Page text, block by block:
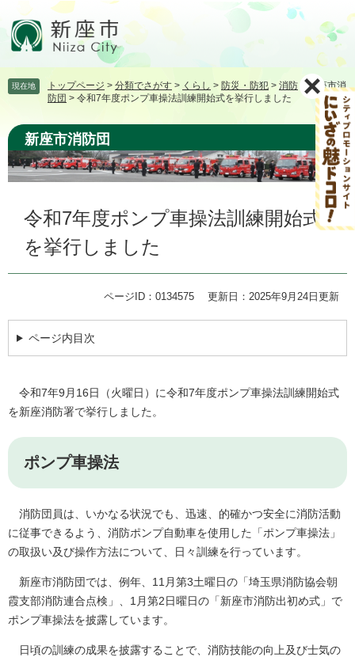
頭
す。
飛
て
本
文
現在地 トップページ > 分類でさがす > くらし > 防災・防犯 > 消防>新座市消
防団 > 令和7年度ポンプ車操法訓練開始式を挙行しました
新座市消防団
令和7年度ポンプ車操法訓練開始式
を挙行しました
ページID：0134575 更新日：2025年9月24日更新
ページ内目次
令和7年9月16日（火曜日）に令和7年度ポンプ車操法訓練開始式
を新座消防署で挙行しました。
ポンプ車操法
消防団員は、いかなる状況でも、迅速、的確かつ安全に消防活動
に従事できるよう、消防ポンプ自動車を使用した「ポンプ車操法」
の取扱い及び操作方法について、日々訓練を行っています。
新座市消防団では、例年、11月第3土曜日の「埼玉県消防協会朝
霞支部消防連合点検」、1月第2日曜日の「新座市消防出初め式」で
ポンプ車操法を披露しています。
日頃の訓練の成果を披露することで、消防技能の向上及び士気の